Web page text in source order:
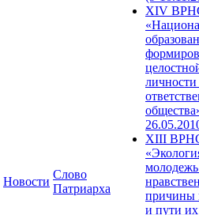
Новости
Слово
Патриарха
XIV
XIII
причины
и пути их